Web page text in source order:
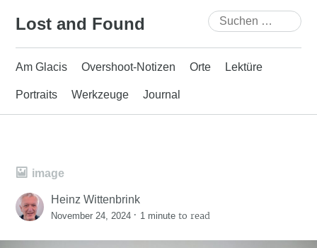
Lost and Found
Suchen
nach:
Am Glacis Overshoot-Notizen Orte Lektüre
Portraits Werkzeuge Journal
image
Heinz Wittenbrink
November 24, 2024 · 1 minute to read